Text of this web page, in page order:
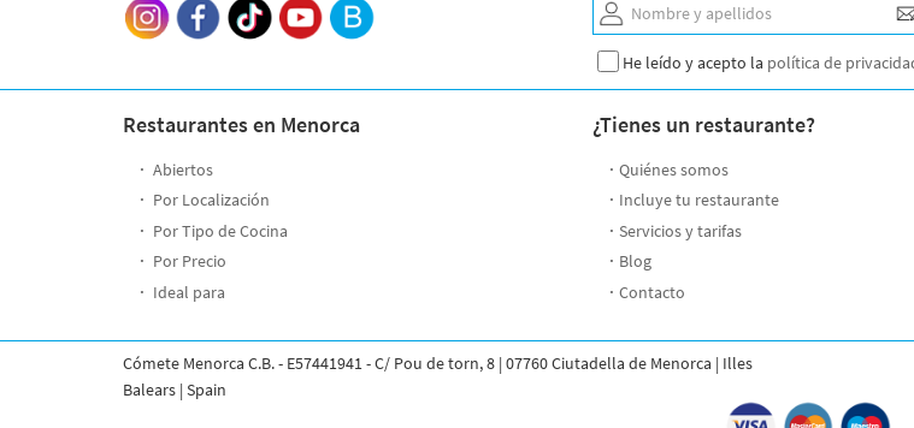
Nombre y apellidos
He leído y acepto la política de
Restaurantes en Menorca
Abiertos
Por Localización
Por Tipo de Cocina
Por Precio
Ideal para
¿Tienes un restaurante?
Quiénes somos
Incluye tu restaurante
Servicios y tarifas
Blog
Contacto
Cómete Menorca C.B. - E57441941 - C/ Pou de torn, 8 | 07760 Ciutadella de Menorca | Illes
Balears | Spain